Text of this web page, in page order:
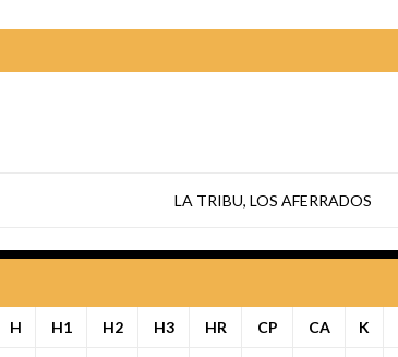
LA TRIBU,LOS AFERRADOS
H H1 H2 H3 HR CP CA K